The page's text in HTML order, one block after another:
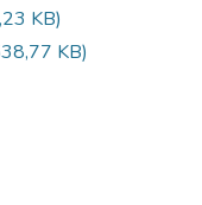
KB)
KB)